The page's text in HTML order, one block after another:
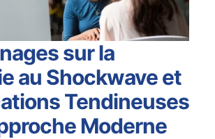
sur la
au Shockwave et
Tendineuses
Moderne